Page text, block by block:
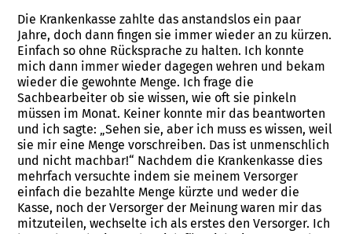
Die Krankenkasse zahlte das anstandslos ein paar
Jahre, doch dann fingen sie immer wieder an zu kürzen.
Einfach so ohne Rücksprache zu halten. Ich konnte
mich dann immer wieder dagegen wehren und bekam
wieder die gewohnte Menge. Ich frage die
Sachbearbeiter ob sie wissen, wie oft sie pinkeln
müssen im Monat. Keiner konnte mir das beantworten
und ich sagte: „Sehen sie, aber ich muss es wissen, weil
sie mir eine Menge vorschreiben. Das ist unmenschlich
und nicht machbar!“ Nachdem die Krankenkasse dies
mehrfach versuchte indem sie meinem Versorger
einfach die bezahlte Menge kürzte und weder die
Kasse, noch der Versorger der Meinung waren mir das
mitzuteilen, wechselte ich als erstes den Versorger. Ich